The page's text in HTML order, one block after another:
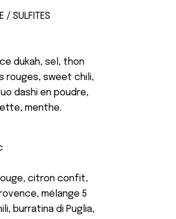
/ SULFITES
dukah, sel, thon
rouges, sweet chili,
dashi en poudre,
menthe.
citron confit,
mélange 5
burratina di Puglia,